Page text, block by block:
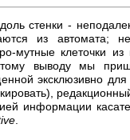
стенки -
из автомата;
мутные клеточки
выводу мы
эксклюзивно для
информации